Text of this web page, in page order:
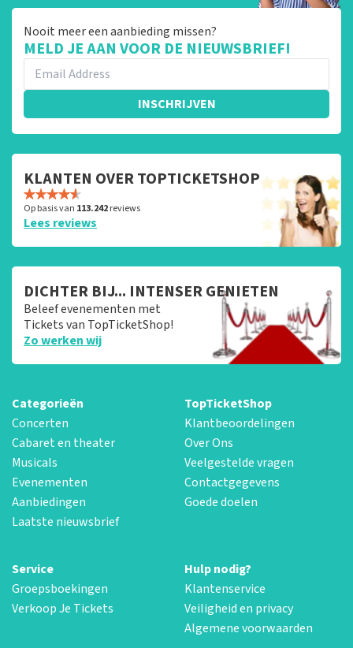
Nooit meer een aanbieding missen?
MELD JE AAN VOOR DE NIEUWSBRIEF!
INSCHRIJVEN
KLANTEN OVER TOPTICKETSHOP
Op basis van 113.242reviews
Lees reviews
DICHTER BIJ... INTENSER GENIETEN
Beleef evenementen met
Tickets van TopTicketShop!
Zo werken wij
Categorieën
Concerten
Cabaret en theater
Musicals
Evenementen
Aanbiedingen
Laatste nieuwsbrief
TopTicketShop
Klantbeoordelingen
Over Ons
Veelgestelde vragen
Contactgegevens
Goede doelen
Service
Groepsboekingen
Verkoop Je Tickets
Hulp nodig?
Klantenservice
Veiligheid en privacy
Algemene voorwaarden